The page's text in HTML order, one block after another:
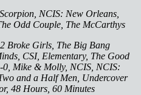
NCIS: New Orleans,
Odd Couple, The McCarthys
Broke Girls, The Big Bang
CSI, Elementary, The Good
0, Mike & Molly, NCIS, NCIS:
and a Half Men, Undercover
48 Hours, 60 Minutes